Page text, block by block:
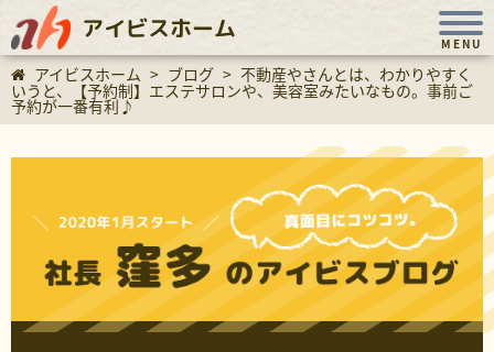
アイビスホーム
MENU
アイビスホーム > ブログ > 不動産やさんとは、わかりやすく
いうと、【予約制】エステサロンや、美容室みたいなもの。事前ご
予約が一番有利♪